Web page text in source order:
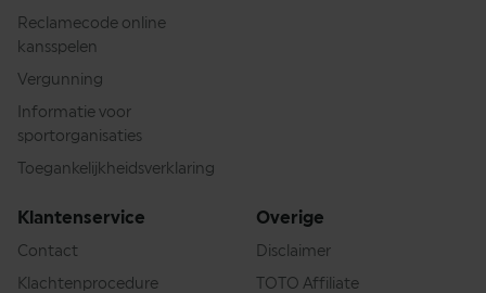
Reclamecode online
kansspelen
Vergunning
Informatie voor
sportorganisaties
Toegankelijkheidsverklaring
Klantenservice
Contact
Klachtenprocedure
Overige
Disclaimer
TOTO Affiliate